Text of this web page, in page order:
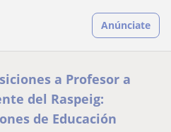
Anúnciate
a Profesor a
del Raspeig:
de Educación